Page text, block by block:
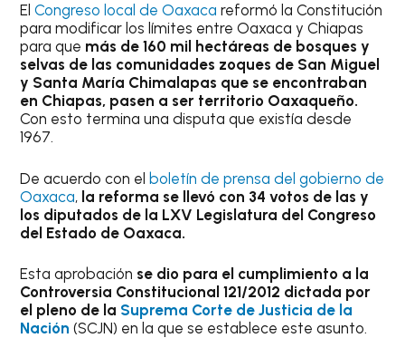
El Congreso local de Oaxaca reformó la Constitución
para modificar los límites entre Oaxaca y Chiapas
para que más de 160 mil hectáreas de bosques y
selvas de las comunidades zoques de San Miguel
y Santa María Chimalapas que se encontraban
en Chiapas, pasen a ser territorio Oaxaqueño.
Con esto termina una disputa que existía desde
1967.
De acuerdo con elboletín de prensa del gobierno de
Oaxaca, la reforma se llevó con 34 votos de las y
los diputados de la LXV Legislatura del Congreso
del Estado de Oaxaca.
Esta aprobación se dio para el cumplimiento a la
Controversia Constitucional 121/2012 dictada por
el pleno de la Suprema Corte de Justicia de la
Nación (SCJN) en la que se establece este asunto.